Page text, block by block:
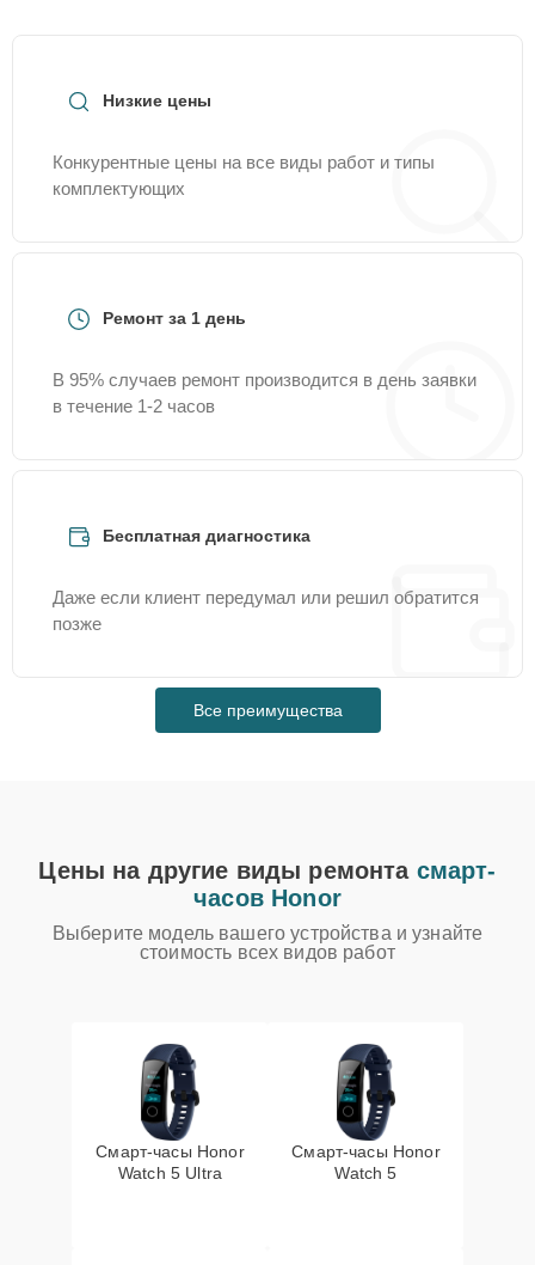
Низкие цены
Конкурентные цены на все виды работ и типы
комплектующих
Ремонт за 1 день
В 95% случаев ремонт производится в день заявки
в течение 1-2 часов
Бесплатная диагностика
Даже если клиент передумал или решил обратится
позже
Все преимущества
Цены на другие виды ремонта смарт-
часов Honor
Выберите модель вашего устройства и узнайте
стоимость всех видов работ
Смарт-часы Honor
Watch 5 Ultra
Смарт-часы Honor
Watch 5